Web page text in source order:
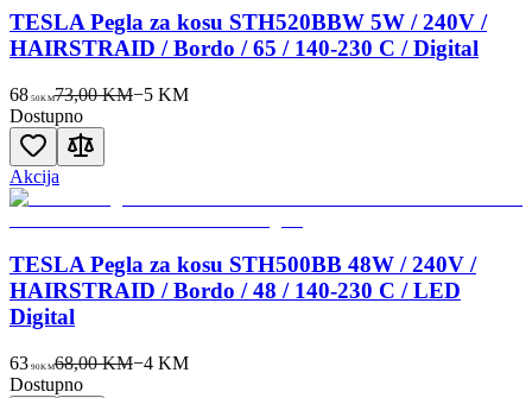
TESLA Pegla za kosu STH520BBW 5W / 240V /
HAIRSTRAID / Bordo / 65 / 140-230 C / Digital
68 50KM73,00 KM−5KM
Dostupno
Akcija
TESLA Pegla za kosu STH500BB 48W / 240V /
HAIRSTRAID / Bordo / 48 / 140-230 C / LED
Digital
63 90KM68,00 KM−4KM
Dostupno